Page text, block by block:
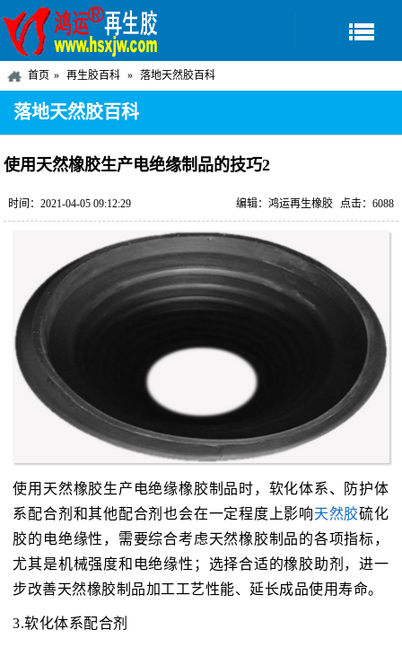
首页 再生胶百科 落地天然胶百科
落地天然胶百科
使用天然橡胶生产电绝缘制品的技巧2
时间：2021-04-05 09:12:29 点击：6088
编辑：鸿运再生橡胶
使用天然橡胶生产电绝缘橡胶制品时，软化体系、防护体
系配合剂和其他配合剂也会在一定程度上影响天然胶硫化
胶的电绝缘性，需要综合考虑天然橡胶制品的各项指标，
尤其是机械强度和电绝缘性；选择合适的橡胶助剂，进一
步改善天然橡胶制品加工工艺性能、延长成品使用寿命。
3.软化体系配合剂